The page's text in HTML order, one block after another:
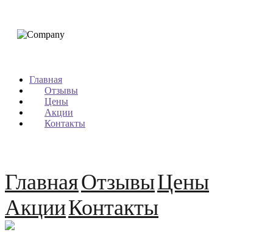
Главная
Отзывы
Цены
Акции
Контакты
ГлавнаяОтзывыЦены
АкцииКонтакты